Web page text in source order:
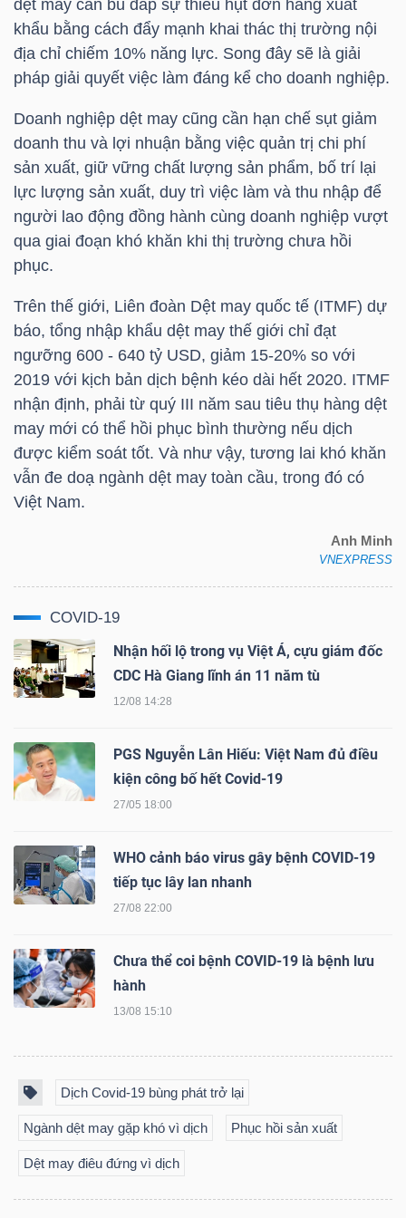
dệt may cần bù đắp sự thiếu hụt đơn hàng xuất
khẩu bằng cách đẩy mạnh khai thác thị trường nội
địa chỉ chiếm 10% năng lực. Song đây sẽ là giải
pháp giải quyết việc làm đáng kể cho doanh nghiệp.
Doanh nghiệp dệt may cũng cần hạn chế sụt giảm
doanh thu và lợi nhuận bằng việc quản trị chi phí
sản xuất, giữ vững chất lượng sản phẩm, bố trí lại
lực lượng sản xuất, duy trì việc làm và thu nhập để
người lao động đồng hành cùng doanh nghiệp vượt
qua giai đoạn khó khăn khi thị trường chưa hồi
phục.
Trên thế giới, Liên đoàn Dệt may quốc tế (ITMF) dự
báo, tổng nhập khẩu dệt may thế giới chỉ đạt
ngưỡng 600 - 640 tỷ USD, giảm 15-20% so với
2019 với kịch bản dịch bệnh kéo dài hết 2020. ITMF
nhận định, phải từ quý III năm sau tiêu thụ hàng dệt
may mới có thể hồi phục bình thường nếu dịch
được kiểm soát tốt. Và như vậy, tương lai khó khăn
vẫn đe doạ ngành dệt may toàn cầu, trong đó có
Việt Nam.
Anh Minh
VNEXPRESS
COVID-19
Nhận hối lộ trong vụ Việt Á, cựu giám đốc
CDC Hà Giang lĩnh án 11 năm tù
12/08 14:28
PGS Nguyễn Lân Hiếu: Việt Nam đủ điều
kiện công bố hết Covid-19
27/05 18:00
WHO cảnh báo virus gây bệnh COVID-19
tiếp tục lây lan nhanh
27/08 22:00
Chưa thể coi bệnh COVID-19 là bệnh lưu
hành
13/08 15:10
Dịch Covid-19 bùng phát trở lại
Ngành dệt may gặp khó vì dịch Phục hồi sản xuất
Dệt may điêu đứng vì dịch
YẾU
TIÊU
DÙNG
THIẾT
YẾU
CHĂM
SÓC
SỨC
KHỎE
NGHỆ
THÔNG
TRUYỀN
THÔNG
TIỆN
BẤT
ĐỘNG